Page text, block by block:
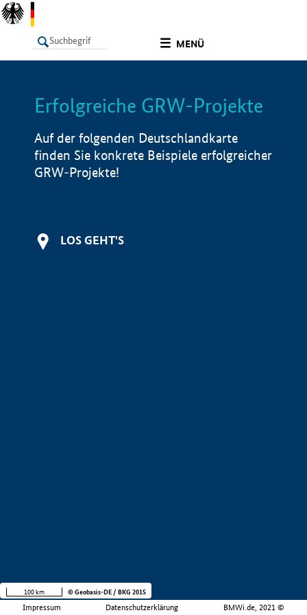
MENÜ
LISTE Info
Erfolgreiche GRW-Projekte
Auf der folgenden Deutschlandkarte
finden Sie konkrete Beispiele erfolgreicher
GRW-Projekte!
LOS GEHT'S
Impressum Datenschutzerklärung BMWi.de, 2021 ©
100 km © Geobasis-DE / BKG 2015